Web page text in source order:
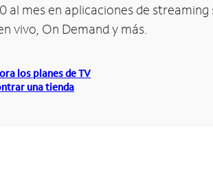
al mes en aplicaciones de
vivo, On Demand y más.
los planes de TV
una tienda